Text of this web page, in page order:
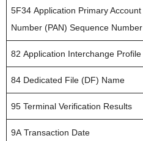
5F34 Application Primary Account
Number (PAN) Sequence Number
82 Application Interchange Profile
84 Dedicated File (DF) Name
95 Terminal Verification Results
9A Transaction Date